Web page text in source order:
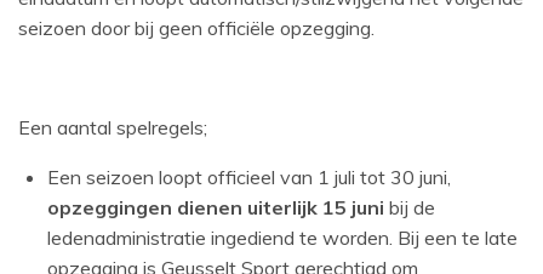
seizoen door bij geen officiële opzegging.
Een aantal spelregels;
Een seizoen loopt officieel van 1 juli tot 30 juni,
opzeggingen dienen uiterlijk 15 juni bij de
ledenadministratie ingediend te worden. Bij een te late
opzegging is Geusselt Sport gerechtigd om